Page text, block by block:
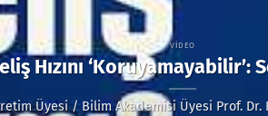
VIDEO
Hızını ‘Koruyamayabilir’:
Üyesi / Bilim Akademisi Üyesi Prof. Dr.